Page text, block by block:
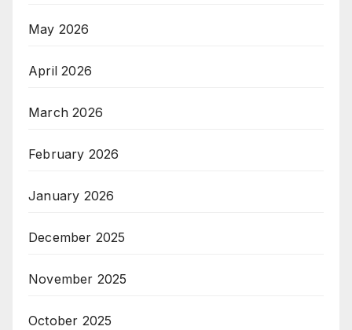
May 2026
April 2026
March 2026
February 2026
January 2026
December 2025
November 2025
October 2025